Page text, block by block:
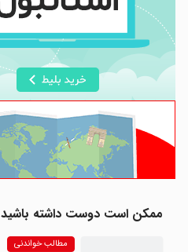
ممکن است دوست داشته باشید
مطالب خواندنی